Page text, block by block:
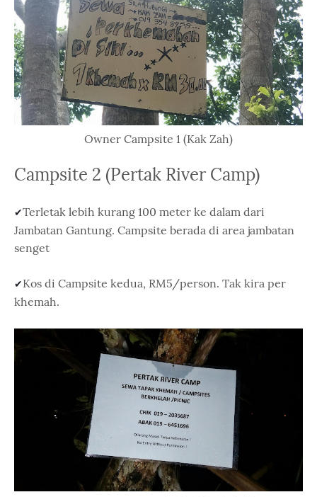
Owner Campsite 1 (Kak Zah)
Campsite 2 (Pertak River Camp)
✔Terletak lebih kurang 100 meter ke dalam dari
Jambatan Gantung. Campsite berada di area jambatan
senget
✔Kos di Campsite kedua, RM5/person. Tak kira per
khemah.